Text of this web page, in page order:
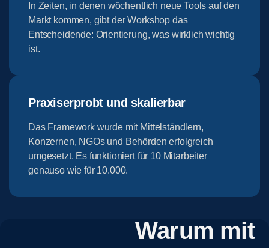
In Zeiten, in denen wöchentlich neue Tools auf den
Markt kommen, gibt der Workshop das
Entscheidende: Orientierung, was wirklich wichtig
ist.
Praxiserprobt und skalierbar
Das Framework wurde mit Mittelständlern,
Konzernen, NGOs und Behörden erfolgreich
umgesetzt. Es funktioniert für 10 Mitarbeiter
genauso wie für 10.000.
Warum mit